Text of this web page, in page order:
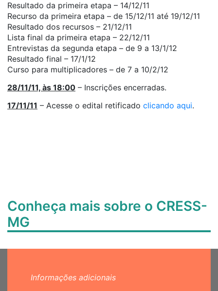
Resultado da primeira etapa – 14/12/11
Recurso da primeira etapa – de 15/12/11 até 19/12/11
Resultado dos recursos – 21/12/11
Lista final da primeira etapa – 22/12/11
Entrevistas da segunda etapa – de 9 a 13/1/12
Resultado final – 17/1/12
Curso para multiplicadores – de 7 a 10/2/12
28/11/11, às 18:00 – Inscrições encerradas.
17/11/11 – Acesse o edital retificado clicando aqui.
Conheça mais sobre o CRESS-
MG
Informações adicionais